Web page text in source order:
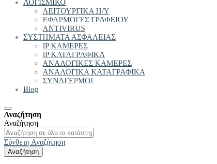
ΛΟΓΙΣΜΙΚΟ
ΛΕΙΤΟΥΡΓΙΚΑ Η/Υ
ΕΦΑΡΜΟΓΕΣ ΓΡΑΦΕΙΟΥ
ANTIVIRUS
ΣΥΣΤΗΜΑΤΑ ΑΣΦΑΛΕΙΑΣ
IP ΚΑΜΕΡΕΣ
IP ΚΑΤΑΓΡΑΦΙΚΑ
ΑΝΑΛΟΓΙΚΕΣ ΚΑΜΕΡΕΣ
ΑΝΑΛΟΓΙΚΑ ΚΑΤΑΓΡΑΦΙΚΑ
ΣΥΝΑΓΕΡΜΟΙ
Blog
Αναζήτηση
Αναζήτηση
Σύνθετη Αναζήτηση
Αναζήτηση